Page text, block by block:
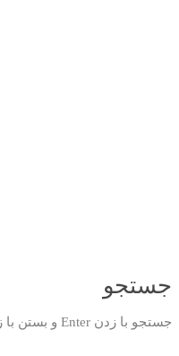
جستجو
جستجو با زدن Enter و بستن با زدن ESC